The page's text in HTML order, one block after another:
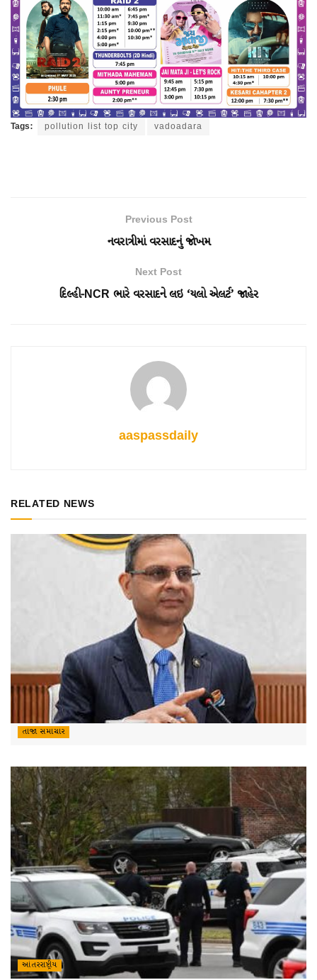
Tags: pollution list top city vadoadara
Previous Post
નવરાત્રીમાં વરસાદનું જોખમ
Next Post
દિલ્હી-NCR ભારે વરસાદને લઇ ‘યલો એલર્ટ’ જાહેર
aaspassdaily
RELATED NEWS
તાજા સમાચાર
આંતરરાષ્ટ્રીય